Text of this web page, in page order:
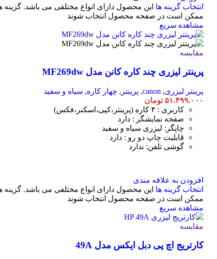
انتخاب گزینه ها این محصول دارای انواع مختلفی می باشد. گزینه
ممکن است در صفحه محصول انتخاب شوند
مشاهده سریع
مقایسه
پرینتر لیزری چند کاره کانن مدل MF269dw
پرینتر لیزری,
canon
, پرینتر , چهار کاره, سیاه و سفید
۵۱.۴۹۹.۰۰۰ تومان
کاربری : ۴ کاره (پرینتر،کپی،اسکنر،فکس)
صفحه نمایشگر : دارد
چاپگر: لیزری سیاه و سفید
قابلیت چاپ دو رو : دارد
گوشی تلفن: ندارد
افزودن به علاقه مندی
انتخاب گزینه ها این محصول دارای انواع مختلفی می باشد. گزینه
ممکن است در صفحه محصول انتخاب شوند
مشاهده سریع
مقایسه
کارتریج اچ پی دبل ایکس مدل 49A